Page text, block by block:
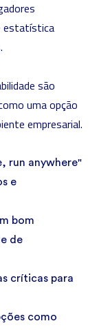
estatística
são
uma opção
empresarial.
run anywhere"
e
bom
de
críticas para
como